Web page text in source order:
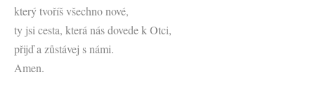
který tvoříš všechno nové,
ty jsi cesta, která nás dovede k Otci,
přijď a zůstávej s námi.
Amen.